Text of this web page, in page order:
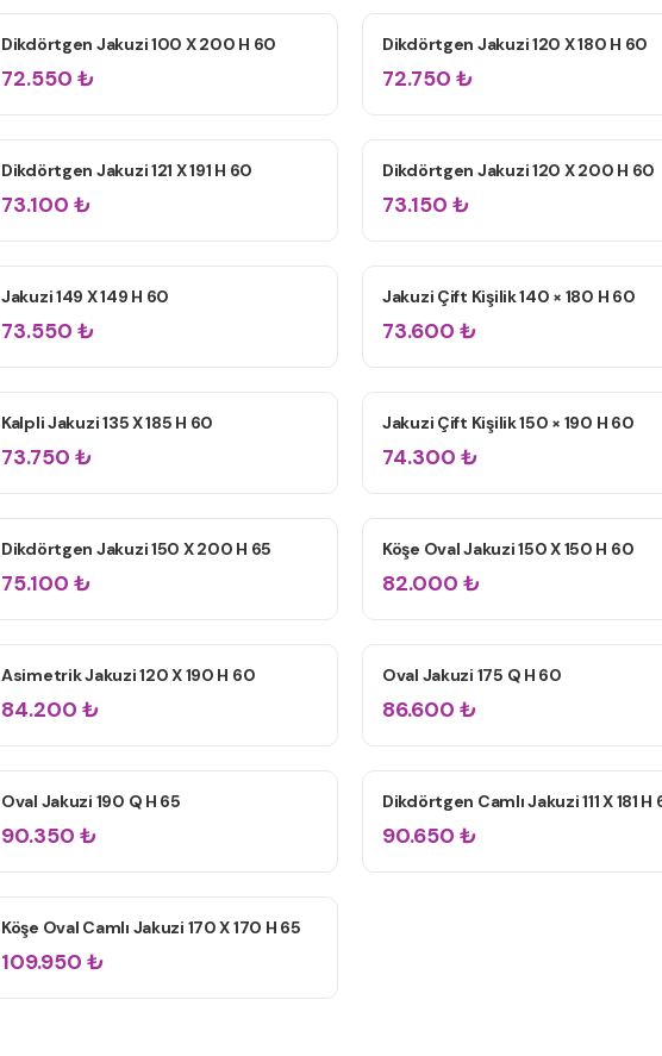
ÇIFT KIŞILIK JAKUZILER
Dikdörtgen Jakuzi 100 X 200 H 60
72.550 ₺
ÇIFT KIŞILIK JAKUZILER
Dikdörtgen Jakuzi 120 X 180 H 60
72.750 ₺
ÇIFT KIŞILIK JAKUZILER
Dikdörtgen Jakuzi 121 X 191 H 60
73.100 ₺
ÇIFT KIŞILIK JAKUZILER
Dikdörtgen Jakuzi 120 X 200 H 60
73.150 ₺
ÇIFT KIŞILIK JAKUZILER
Jakuzi 149 X 149 H 60
73.550 ₺
ÇIFT KIŞILIK JAKUZILER
Jakuzi Çift Kişilik 140 × 180 H 60
73.600 ₺
ÇIFT KIŞILIK JAKUZILER
Kalpli Jakuzi 135 X 185 H 60
73.750 ₺
ÇIFT KIŞILIK JAKUZILER
Jakuzi Çift Kişilik 150 × 190 H 60
74.300 ₺
ÇIFT KIŞILIK JAKUZILER
Dikdörtgen Jakuzi 150 X 200 H 65
75.100 ₺
ÇIFT KIŞILIK JAKUZILER
Köşe Oval Jakuzi 150 X 150 H 60
82.000 ₺
ÇIFT KIŞILIK JAKUZILER
Asimetrik Jakuzi 120 X 190 H 60
84.200 ₺
ÇIFT KIŞILIK JAKUZILER
Oval Jakuzi 175 Q H 60
86.600 ₺
TÜM JAKUZILER
Oval Jakuzi 190 Q H 65
90.350 ₺
ÇIFT KIŞILIK JAKUZILER
Dikdörtgen Camlı Jakuzi 111 X 181 H
90.650 ₺
TÜM JAKUZILER
Köşe Oval Camlı Jakuzi 170 X 170 H 65
109.950 ₺